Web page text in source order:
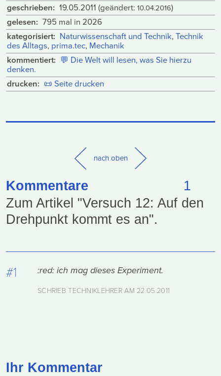
geschrieben: 19.05.2011 (geändert: 10.04.2016)
gelesen: 795 mal in 2026
kategorisiert: Naturwissenschaft und Technik, Technik
des Alltags, prima.tec, Mechanik
kommentiert: 💬 Die Welt will lesen, was Sie hierzu
denken.
drucken: 📜 Seite drucken
nach oben
Kommentare
1
Zum Artikel "Versuch 12: Auf den
Drehpunkt kommt es an".
#1 :red: ich mag dieses Experiment.
SCHRIEB TECHNIKLEHRER AM 22.05.2011
Ihr Kommentar